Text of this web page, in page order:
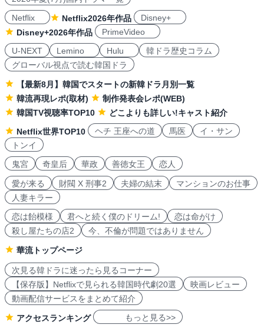
Netflix
Netflix2026年作品
Disney+
Disney+2026年作品
PrimeVideo
U-NEXT
Lemino Hulu
韓ドラ歴史コラム
グローバル視点で読む韓国ドラ
【最新8月】韓国でスタートの新韓ドラ月別一覧
韓流再現レポ(取材)
制作発表会レポ(WEB)
韓国TV視聴率TOP10
どこよりも詳しい!キャスト紹介
Netflix世界TOP10
ヘチ 王座への道 馬医
イ・サン
トンイ
鬼宮
奇皇后 華政 善徳女王 恋人
愛が来る 財閥 X 刑事2 夫婦の結末
マンションのお仕事
人妻キラー
恋は飴模様
君へと続く僕のドリーム!
恋は命がけ
殺し屋たちの店2
今、不倫が問題ではありません
華流トップページ
次見る韓ドラに迷ったら見るコーナー
【保存版】Netflixで見られる韓国時代劇20選
映画レビュー
動画配信サービスをまとめて紹介
アクセスランキング もっと見る>>